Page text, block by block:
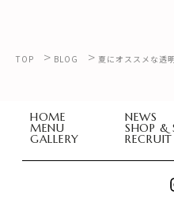
TOP > BLOG > 夏にオススメな透
HOME NEWS
MENU SHOP &
GALLERY RECRUIT